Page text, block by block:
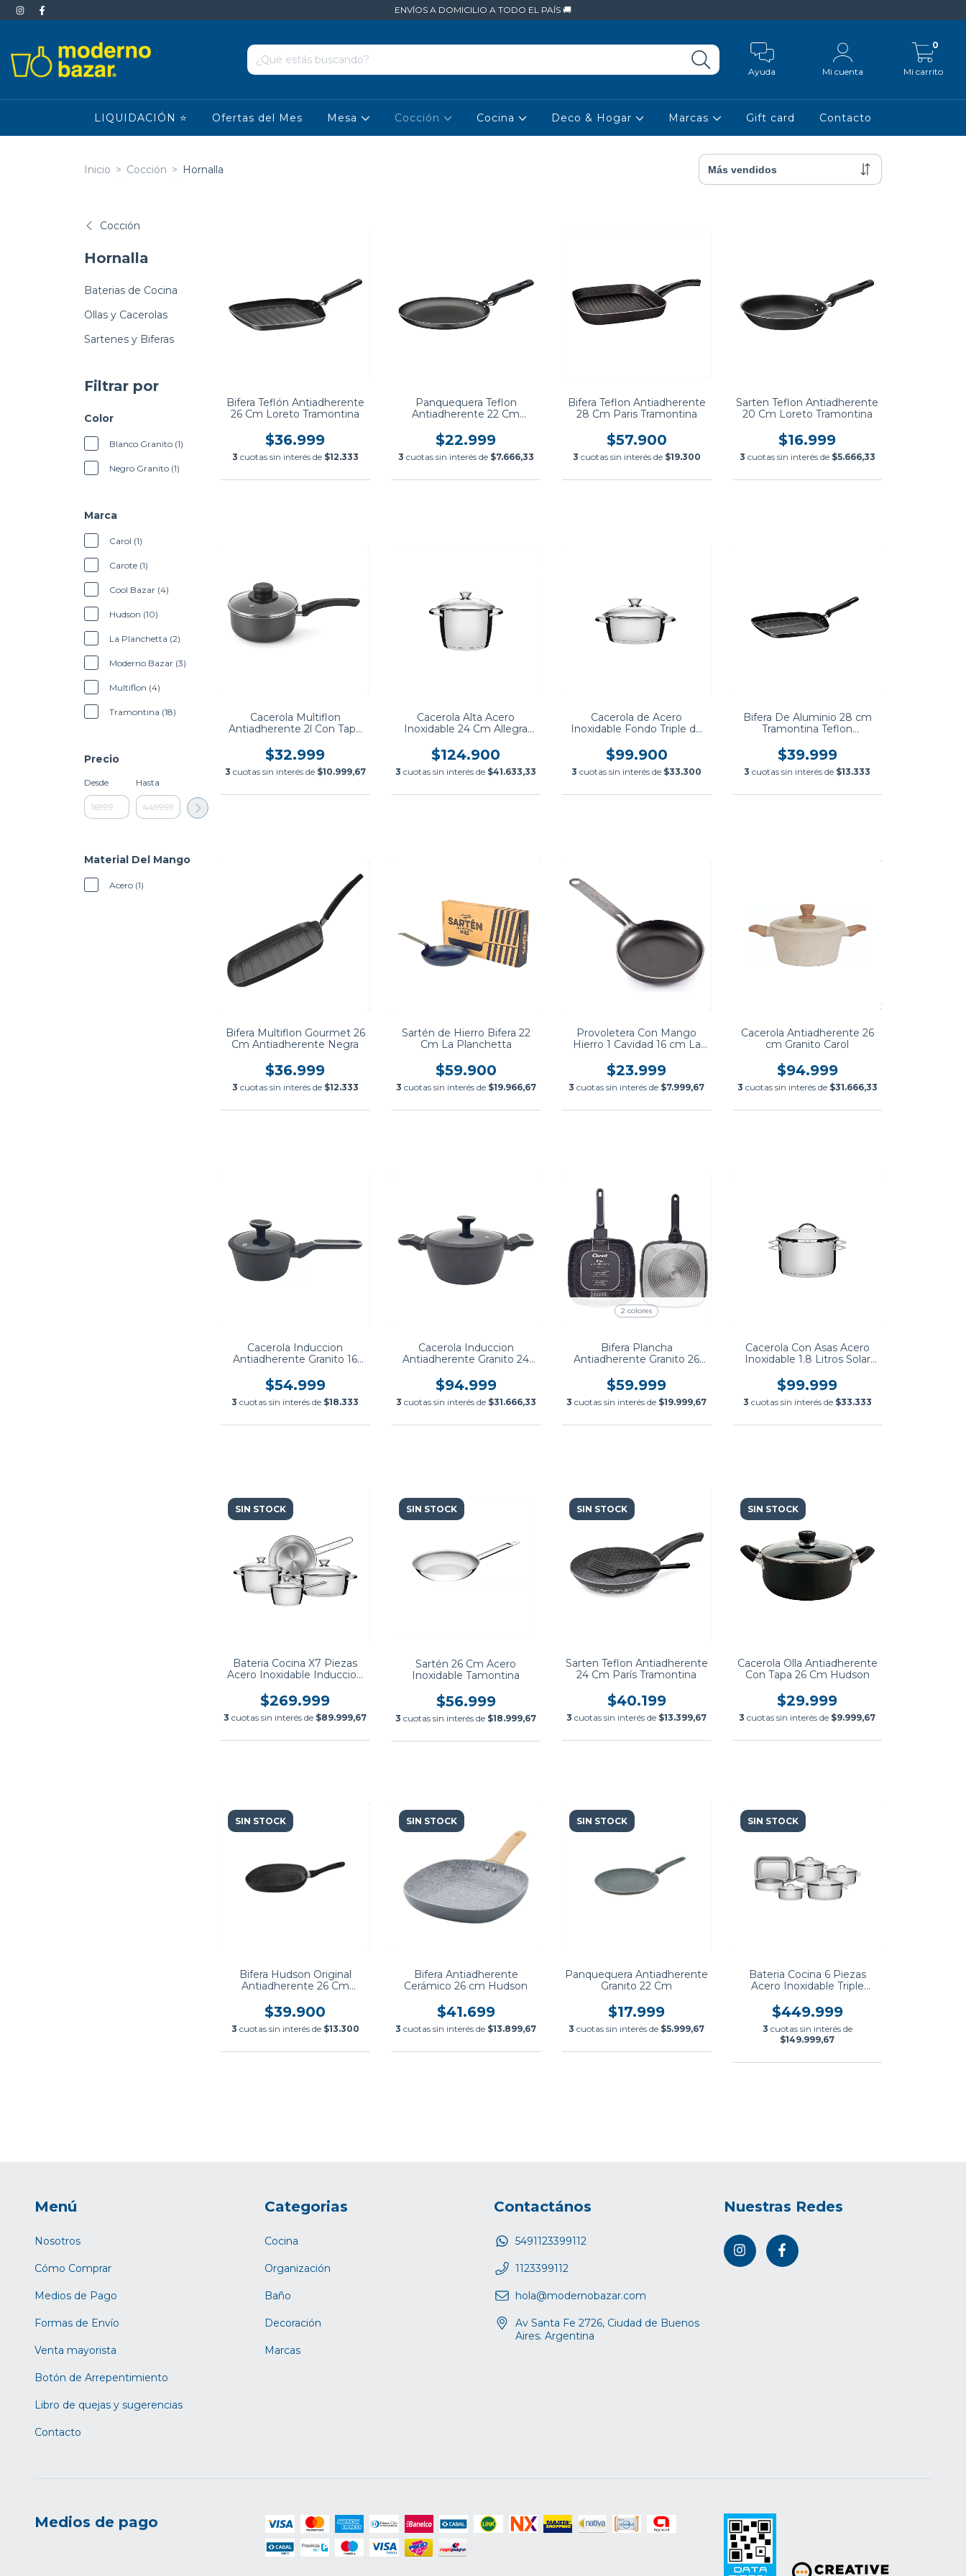
ENVÍOS A DOMICILIO A TODO EL PAÍS 🚚
Ayuda Mi cuenta Mi carrito
0
LIQUIDACIÓN ⭐ Ofertas del Mes Mesa Cocción Cocina Deco & Hogar Marcas Gift card Contacto
Inicio > Cocción > Hornalla
Cocción
Hornalla
Baterias de Cocina
Ollas y Cacerolas
Sartenes y Biferas
Filtrar por
Color
Blanco Granito (1)
Negro Granito (1)
Marca
Carol (1)
Carote (1)
Cool Bazar (4)
Hudson (10)
La Planchetta (2)
Moderno Bazar (3)
Multiflon (4)
Tramontina (18)
Precio
Desde Hasta
Material Del Mango
Acero (1)
Bifera Teflón Antiadherente
26 Cm Loreto Tramontina
$36.999
3 cuotas sin interés de $12.333
Panquequera Teflon
Antiadherente 22 Cm
$22.999
3 cuotas sin interés de $7.666,33
Bifera Teflon Antiadherente
28 Cm Paris Tramontina
$57.900
3 cuotas sin interés de $19.300
Sarten Teflon Antiadherente
20 Cm Loreto Tramontina
$16.999
3 cuotas sin interés de $5.666,33
Cacerola Multiflon
Antiadherente 2l Con Tapa
$32.999
3 cuotas sin interés de $10.999,67
Cacerola Alta Acero
Inoxidable 24 Cm Allegra
$124.900
3 cuotas sin interés de $41.633,33
Cacerola de Acero
Inoxidable Fondo Triple de
$99.900
3 cuotas sin interés de $33.300
Bifera De Aluminio 28 cm
Tramontina Teflon
$39.999
3 cuotas sin interés de $13.333
Bifera Multiflon Gourmet 26
Cm Antiadherente Negra
$36.999
3 cuotas sin interés de $12.333
Sartén de Hierro Bifera 22
Cm La Planchetta
$59.900
3 cuotas sin interés de $19.966,67
Provoletera Con Mango
Hierro 1 Cavidad 16 cm La
$23.999
3 cuotas sin interés de $7.999,67
Cacerola Antiadherente 26
cm Granito Carol
$94.999
3 cuotas sin interés de $31.666,33
Cacerola Induccion
Antiadherente Granito 16
$54.999
3 cuotas sin interés de $18.333
Cacerola Induccion
Antiadherente Granito 24
$94.999
3 cuotas sin interés de $31.666,33
2 colores
Bifera Plancha
Antiadherente Granito 26
$59.999
3 cuotas sin interés de $19.999,67
Cacerola Con Asas Acero
Inoxidable 1.8 Litros Solar
$99.999
3 cuotas sin interés de $33.333
SIN STOCK
Bateria Cocina X7 Piezas
Acero Inoxidable Induccion
$269.999
3 cuotas sin interés de $89.999,67
SIN STOCK
Sartén 26 Cm Acero
Inoxidable Tamontina
$56.999
3 cuotas sin interés de $18.999,67
SIN STOCK
Sarten Teflon Antiadherente
24 Cm París Tramontina
$40.199
3 cuotas sin interés de $13.399,67
SIN STOCK
Cacerola Olla Antiadherente
Con Tapa 26 Cm Hudson
$29.999
3 cuotas sin interés de $9.999,67
SIN STOCK
Bifera Hudson Original
Antiadherente 26 Cm
$39.900
3 cuotas sin interés de $13.300
SIN STOCK
Bifera Antiadherente
Cerámico 26 cm Hudson
$41.699
3 cuotas sin interés de $13.899,67
SIN STOCK
Panquequera Antiadherente
Granito 22 Cm
$17.999
3 cuotas sin interés de $5.999,67
SIN STOCK
Bateria Cocina 6 Piezas
Acero Inoxidable Triple
$449.999
3 cuotas sin interés de
$149.999,67
Menú
Nosotros
Cómo Comprar
Medios de Pago
Formas de Envío
Venta mayorista
Botón de Arrepentimiento
Libro de quejas y sugerencias
Contacto
Categorias
Cocina
Organización
Baño
Decoración
Marcas
Contactános
5491123399112
1123399112
hola@modernobazar.com
Av Santa Fe 2726, Ciudad de Buenos
Aires. Argentina
Nuestras Redes
Medios de pago